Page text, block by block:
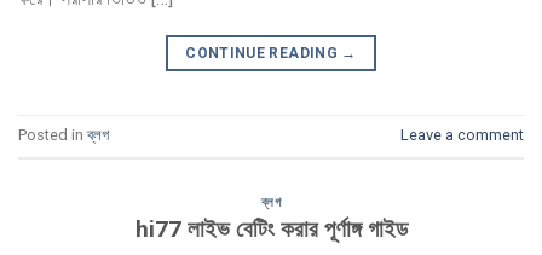
CONTINUE READING →
Posted inব্লগ Leave a comment
ব্লগ
hi77 লাইভ বেটিং করার পূর্ণাঙ্গ গাইড